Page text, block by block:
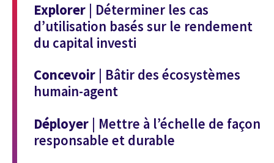
Explorer | Déterminer les cas
d’utilisation basés sur le rendement
du capital investi
Concevoir | Bâtir des écosystèmes
humain-agent
Déployer
| Mettre à l’échelle de façon
responsable et durable